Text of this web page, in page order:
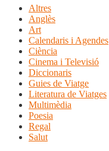
Altres
Anglès
Art
Calendaris i Agendes
Ciència
Cinema i Televisió
Diccionaris
Guies de Viatge
Literatura de Viatges
Multimèdia
Poesia
Regal
Salut